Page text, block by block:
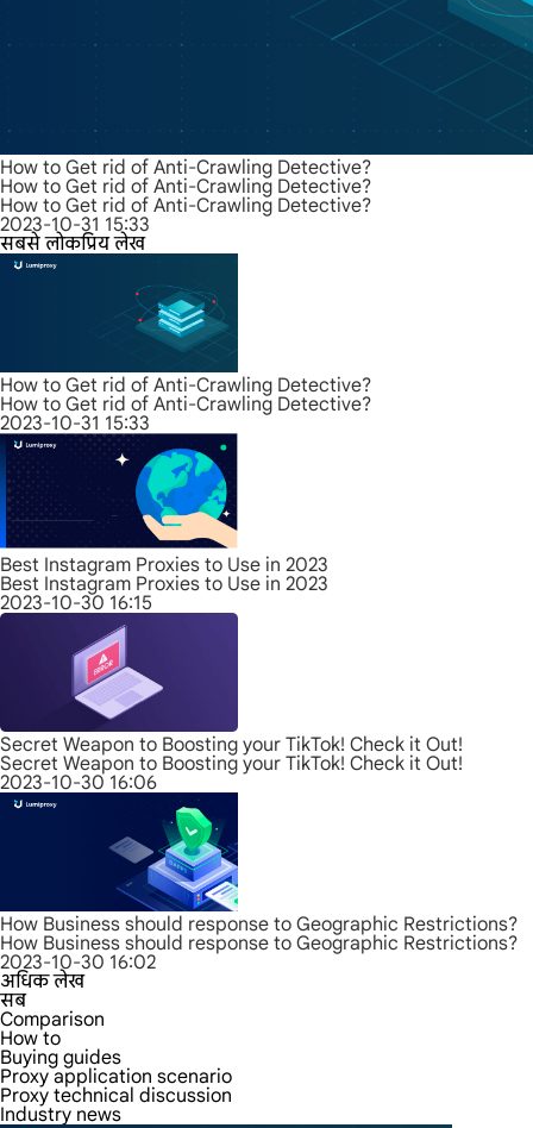
How to Get rid of Anti-Crawling Detective?
How to Get rid of Anti-Crawling Detective?
How to Get rid of Anti-Crawling Detective?
2023-10-31 15:33
सबसे लोकप्रिय लेख
How to Get rid of Anti-Crawling Detective?
How to Get rid of Anti-Crawling Detective?
2023-10-31 15:33
Best Instagram Proxies to Use in 2023
Best Instagram Proxies to Use in 2023
2023-10-30 16:15
Secret Weapon to Boosting your TikTok! Check it Out!
Secret Weapon to Boosting your TikTok! Check it Out!
2023-10-30 16:06
How Business should response to Geographic Restrictions?
How Business should response to Geographic Restrictions?
2023-10-30 16:02
अधिक लेख
सब
Comparison
How to
Buying guides
Proxy application scenario
Proxy technical discussion
Industry news